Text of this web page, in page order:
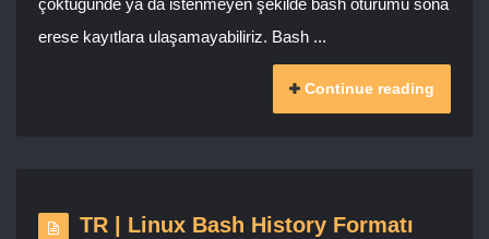
çöktüğünde ya da istenmeyen şekilde bash oturumu sona
erese kayıtlara ulaşamayabiliriz. Bash ...
Continue reading
TR | Linux Bash History Formatı